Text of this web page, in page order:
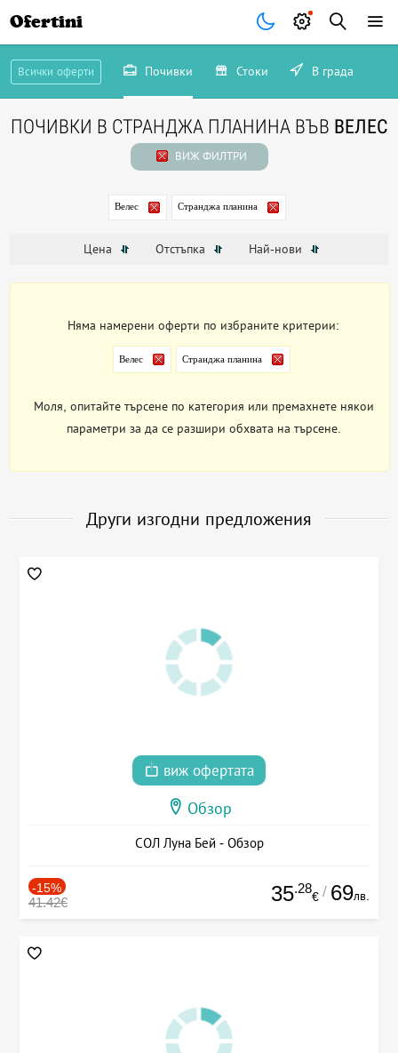
Ofertini
Всички оферти Почивки Стоки В града
ПОЧИВКИ В СТРАНДЖА ПЛАНИНА ВЪВ ВЕЛЕС
ВИЖ ФИЛТРИ
Велес Странджа планина
Цена Отстъпка Най-нови
Няма намерени оферти по избраните критерии:
Велес Странджа планина
Моля, опитайте търсене по категория или премахнете някои
параметри за да се разшири обхвата на търсене.
Други изгодни предложения
виж офертата
Обзор
СОЛ Луна Бей - Обзор
-15%
41.42€ 35.28
€ / 69лв.